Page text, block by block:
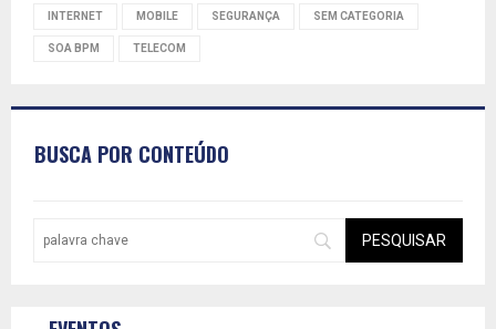
INTERNET MOBILE SEGURANÇA SEM CATEGORIA
SOA BPM TELECOM
BUSCA POR CONTEÚDO